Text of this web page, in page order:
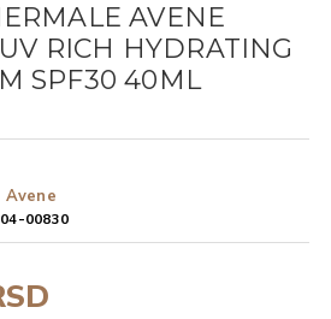
AVENE
RICH HYDRATING
SPF30 40ML
Avene
00830